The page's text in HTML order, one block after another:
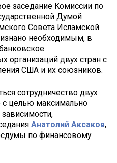
заседание Комиссии по
Думой
Совета Исламской
необходимым, в
организаций двух стран с
США и их союзников.
сотрудничество двух
с целью максимально
Анатолий Аксаков,
по финансовому